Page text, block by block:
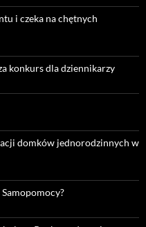
i czeka na chętnych
konkurs dla dziennikarzy
domków jednorodzinnych w